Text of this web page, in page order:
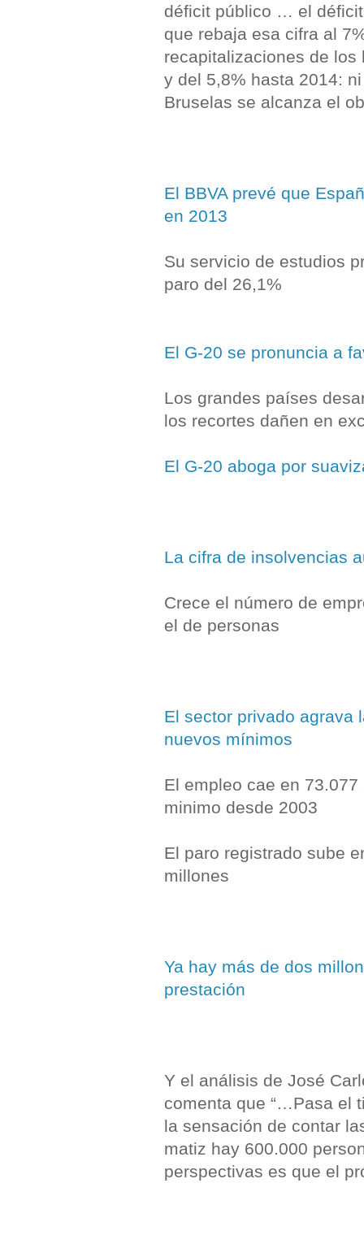
déficit público … el
que rebaja esa cifra al
recapitalizaciones de
y del 5,8% hasta 2014:
Bruselas se alcanza el
El BBVA prevé que
en 2013
Su servicio de estudios
paro del 26,1%
El G-20 se pronuncia a
Los grandes países
los recortes dañen en
El G-20 aboga por
La cifra de insolvencias
Crece el número de
el de personas
El sector privado agrava
nuevos mínimos
El empleo cae en
minimo desde 2003
El paro registrado sube
millones
Ya hay más de dos
prestación
Y el análisis de José
comenta que “…Pasa el
la sensación de contar
matiz hay 600.000
perspectivas es que el